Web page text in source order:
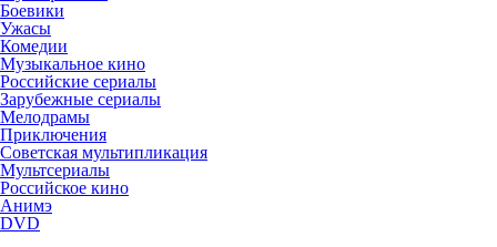
Боевики
Ужасы
Комедии
Музыкальное кино
Российские сериалы
Зарубежные сериалы
Мелодрамы
Приключения
Советская мультипликация
Мультсериалы
Российское кино
Анимэ
DVD